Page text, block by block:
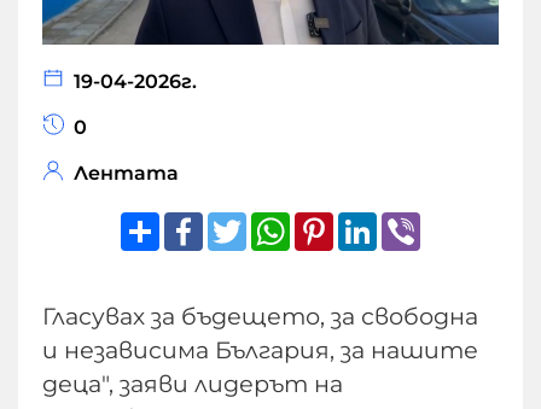
19-04-2026г.
0
Лентата
ShareFacebook
TwitterWhatsApp
Pinterest
LinkedIn
Гласувах за бъдещето, за свободна
и независима България, за нашите
деца", заяви лидерът на